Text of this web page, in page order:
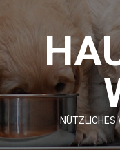
content
NÜTZLICHES